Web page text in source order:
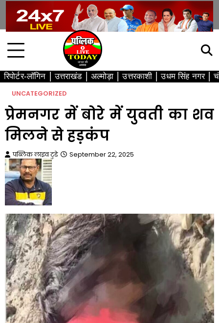
content
रिपोर्टर-लॉगिन उत्तराखंड अल्मोड़ा उत्तरकाशी उधम सिंह नगर
UNCATEGORIZED
प्रेमनगर में बोरे में युवती का शव
मिलने से हड़कंप
पब्लिक लाइव टुडे September 22, 2025